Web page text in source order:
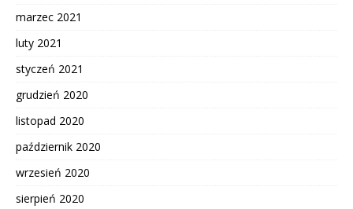
marzec 2021
luty 2021
styczeń 2021
grudzień 2020
listopad 2020
październik 2020
wrzesień 2020
sierpień 2020